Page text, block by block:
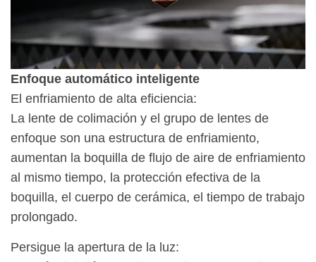
Enfoque automático inteligente
El enfriamiento de alta eficiencia:
La lente de colimación y el grupo de lentes de
enfoque son una estructura de enfriamiento,
aumentan la boquilla de flujo de aire de enfriamiento
al mismo tiempo, la protección efectiva de la
boquilla, el cuerpo de cerámica, el tiempo de trabajo
prolongado.
Persigue la apertura de la luz: